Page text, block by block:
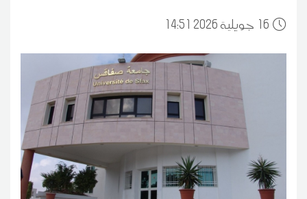
16 14:51 2026 جويلية